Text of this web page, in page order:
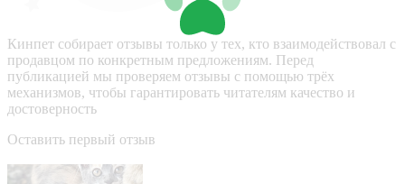
Кинпет собирает отзывы только у тех, кто взаимодействовал с
продавцом по конкретным предложениям. Перед
публикацией мы проверяем отзывы с помощью трёх
механизмов, чтобы гарантировать читателям качество и
достоверность
Оставить первый отзыв